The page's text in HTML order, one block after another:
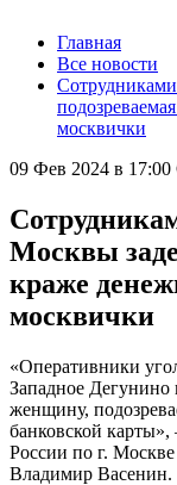
Главная
Все новости
москвички
09 Фев 2024 в 17:00
Москвы
краже
москвички
«Оперативники
Западное
женщину,
банковской
России по г.
Владимир Васенин.